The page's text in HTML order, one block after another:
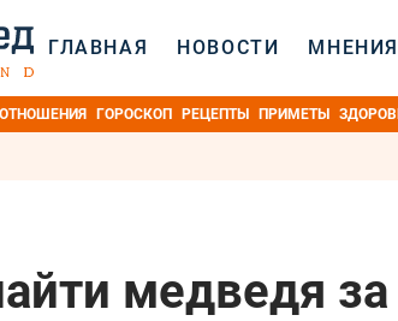
ГЛАВНАЯ НОВОСТИ МНЕНИЯ
ОТНОШЕНИЯ ГОРОСКОП РЕЦЕПТЫ ПРИМЕТЫ
медведя за